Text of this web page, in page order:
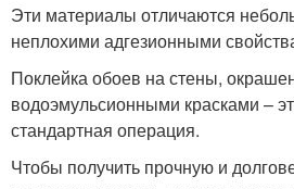
Эти материалы отличаются
неплохими адгезионными
Поклейка обоев на стены,
водоэмульсионными красками –
стандартная операция.
Чтобы получить прочную и